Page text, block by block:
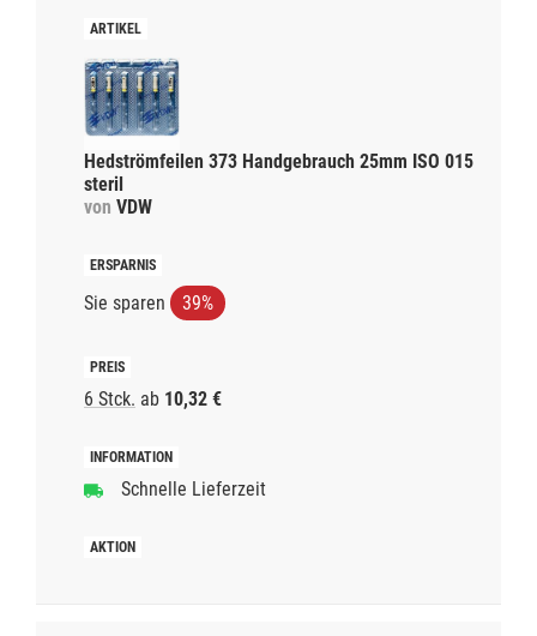
Hedströmfeilen 373 Handgebrauch 25mm ISO 015
steril
von VDW
Sie sparen 39%
6 Stck. ab 10,32 €
Schnelle Lieferzeit